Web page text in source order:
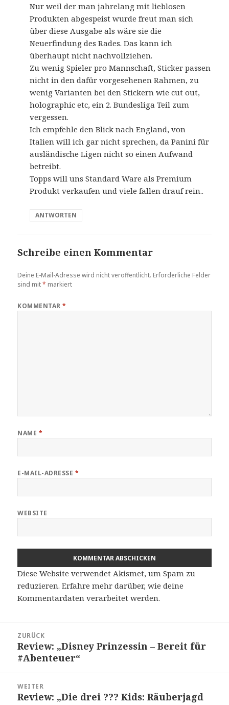
Nur weil der man jahrelang mit lieblosen
Produkten abgespeist wurde freut man sich
über diese Ausgabe als wäre sie die
Neuerfindung des Rades. Das kann ich
überhaupt nicht nachvollziehen.
Zu wenig Spieler pro Mannschaft, Sticker passen
nicht in den dafür vorgesehenen Rahmen, zu
wenig Varianten bei den Stickern wie cut out,
holographic etc, ein 2. Bundesliga Teil zum
vergessen.
Ich empfehle den Blick nach England, von
Italien will ich gar nicht sprechen, da Panini für
ausländische Ligen nicht so einen Aufwand
betreibt.
Topps will uns Standard Ware als Premium
Produkt verkaufen und viele fallen drauf rein..
ANTWORTEN
Schreibe einen Kommentar
Deine E-Mail-Adresse wird nicht veröffentlicht. Erforderliche Felder
sind mit* markiert
KOMMENTAR*
NAME *
E-MAIL-ADRESSE *
WEBSITE
Diese Website verwendet Akismet, um Spam zu
reduzieren.Erfahre mehr darüber, wie deine
Kommentardaten verarbeitet werden.
ZURÜCK
Vorheriger
Beitrag:
Review: „Disney Prinzessin – Bereit für
#Abenteuer“
WEITER
Nächster
Review: „Die drei ??? Kids: Räuberjagd